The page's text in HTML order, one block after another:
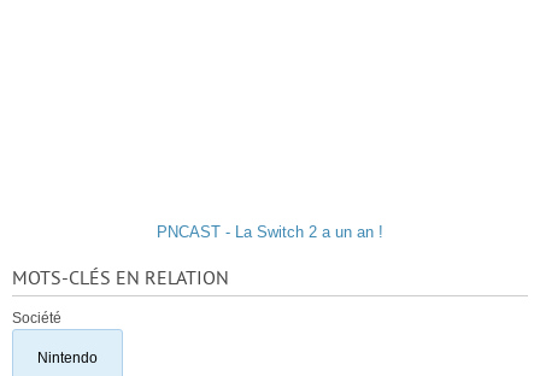
PNCAST - La Switch 2 a un an !
MOTS-CLÉS EN RELATION
Société
Nintendo